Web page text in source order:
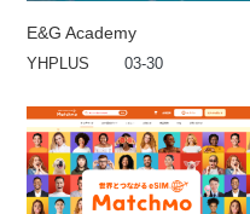
E&G Academy
YHPLUS 03-30